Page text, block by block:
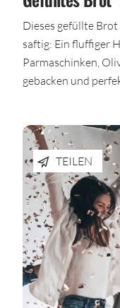
Dieses gefüllte Brot
saftig: Ein fluffiger
Parmaschinken,
gebacken und
TEILEN